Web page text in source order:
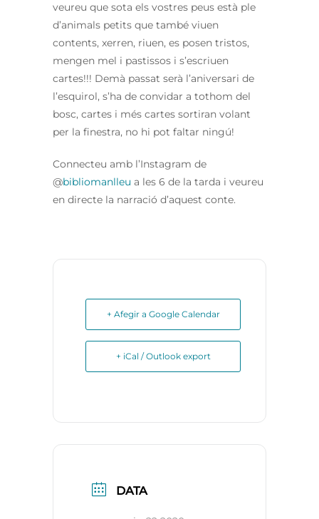
veureu que sota els vostres peus està ple
d’animals petits que també viuen
contents, xerren, riuen, es posen tristos,
mengen mel i pastissos i s’escriuen
cartes!!! Demà passat serà l’aniversari de
l’esquirol, s’ha de convidar a tothom del
bosc, cartes i més cartes sortiran volant
per la finestra, no hi pot faltar ningú!
Connecteu amb l’Instagram de
@bibliomanlleu a les 6 de la tarda i veureu
en directe la narració d’aquest conte.
+ Afegir a Google Calendar
+ iCal / Outlook export
DATA